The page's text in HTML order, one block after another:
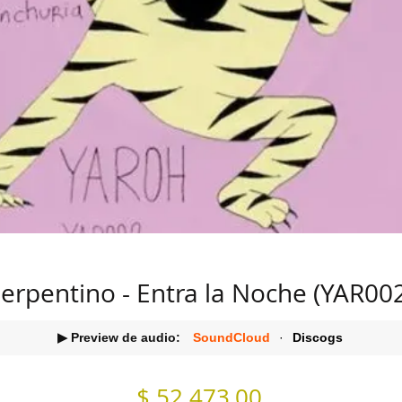
- Entra la Noche
▶ Preview de audio: SoundCloud · Discogs